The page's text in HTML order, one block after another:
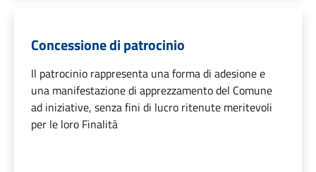
Concessione di patrocinio
Il patrocinio rappresenta una forma di adesione e
una manifestazione di apprezzamento del Comune
ad iniziative, senza fini di lucro ritenute meritevoli
per le loro Finalità